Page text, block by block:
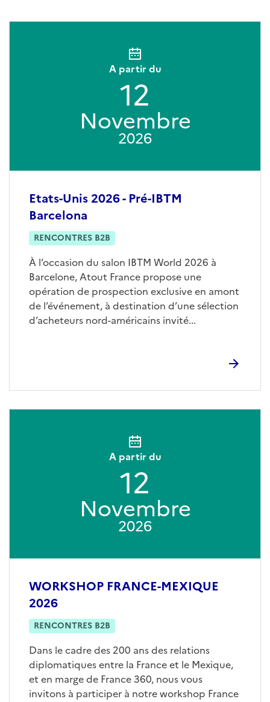
Etats-Unis 2026 - Pré-IBTM
Barcelona
RENCONTRES B2B
À l’occasion du salon IBTM World 2026 à
Barcelone, Atout France propose une
opération de prospection exclusive en amont
de l’événement, à destination d’une sélection
d’acheteurs nord-américains invité...
A partir du
12
Novembre
2026
WORKSHOP FRANCE-MEXIQUE
2026
RENCONTRES B2B
Dans le cadre des 200 ans des relations
diplomatiques entre la France et le Mexique,
et en marge de France 360, nous vous
invitons à participer à notre workshop France
A partir du
12
Novembre
2026